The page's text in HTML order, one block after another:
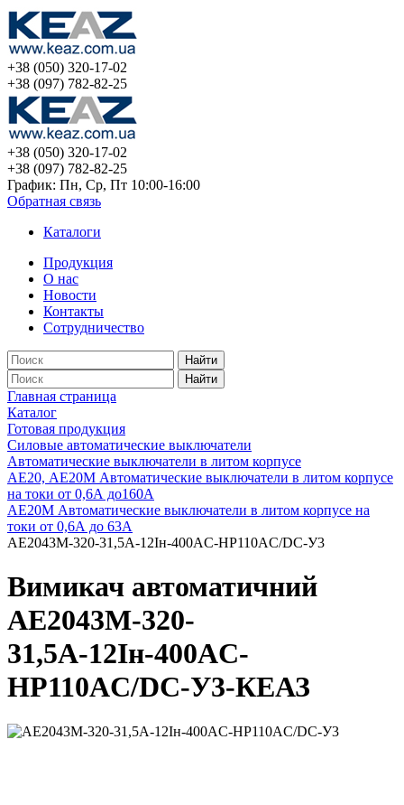
+38 (050) 320-17-02
+38 (097) 782-82-25
+38 (050) 320-17-02
+38 (097) 782-82-25
График: Пн, Ср, Пт 10:00-16:00
Обратная связь
Каталоги
Продукция
О нас
Новости
Контакты
Сотрудничество
Найти
Найти
Главная страница
Каталог
Готовая продукция
Силовые автоматические выключатели
Автоматические выключатели в литом корпусе
АЕ20, АЕ20М Автоматические выключатели в литом корпусе
на токи от 0,6А до160А
АЕ20М Автоматические выключатели в литом корпусе на
токи от 0,6А до 63А
АЕ2043М-320-31,5А-12Iн-400AC-НР110AC/DC-У3
Вимикач автоматичний
АЕ2043М-320-
31,5А-12Iн-400AC-
НР110AC/DC-У3-КЕАЗ